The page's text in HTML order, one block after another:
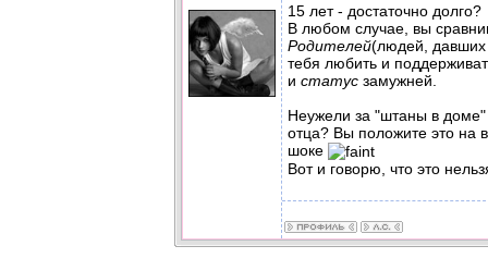
15 лет - достаточно долго?
В любом случае, вы
Родителей(людей, давших
тебя любить и
и статус замужней.
Неужели за "штаны в
отца? Вы положите это на
шоке
Вот и говорю, что это